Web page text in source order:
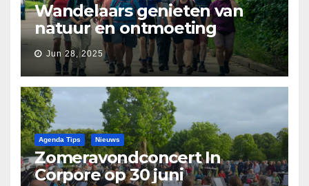
Wandelaars genieten van
natuur en ontmoeting
tijdens Etapperonde
Pronkjewailpad
Jun 28, 2025
Agenda Tips Nieuws
Zomeravondconcert In
Corpore op 30 juni